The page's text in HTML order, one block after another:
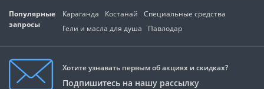
Популярные
запросы
Караганда Костанай
Специальные средства
Гели и масла для душа
Павлодар
Хотите узнавать первым об акциях и скидках?
Подпишитесь на нашу рассылку